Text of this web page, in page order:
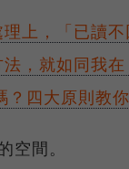
上，「已讀
，就如同我在
？四大原則教
空間。